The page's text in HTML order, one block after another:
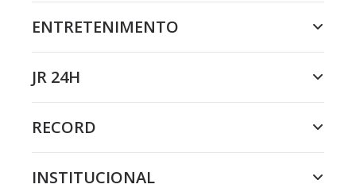
ENTRETENIMENTO
JR 24H
RECORD
INSTITUCIONAL